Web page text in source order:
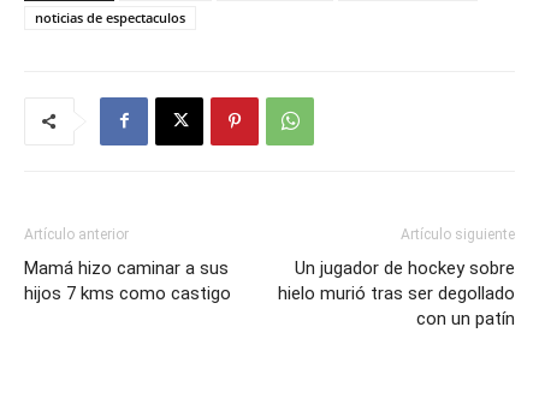
noticias de espectaculos
Artículo anterior
Mamá hizo caminar a sus
hijos 7 kms como castigo
Artículo siguiente
Un jugador de hockey sobre
hielo murió tras ser degollado
con un patín